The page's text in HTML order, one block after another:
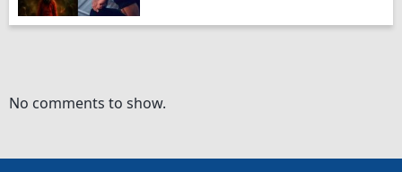
No comments to show.